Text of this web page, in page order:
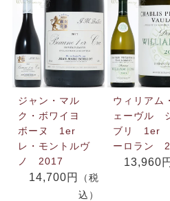
ジャン・マル
ク・ボワイヨ
ボーヌ 1er
レ・モントルヴ
ノ 2017
14,700円
（税
込）
ウィリアム
ェーヴル
ブリ 1er
ーロラン
13,960円